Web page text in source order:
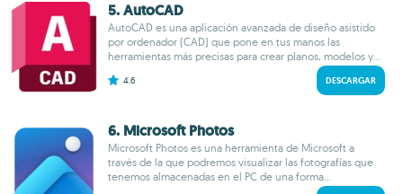
5. AutoCAD
AutoCAD es una aplicación avanzada de diseño asistido
por ordenador (CAD) que pone en tus manos las
herramientas más precisas para crear planos, modelos y...
4.6 DESCARGAR
6. Microsoft Photos
Microsoft Photos es una herramienta de Microsoft a
través de la que podremos visualizar las fotografías que
tenemos almacenadas en el PC de una forma...